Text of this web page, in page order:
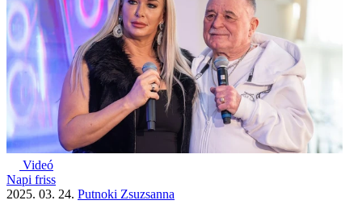
Videó
Napi friss
2025. 03. 24. Putnoki Zsuzsanna